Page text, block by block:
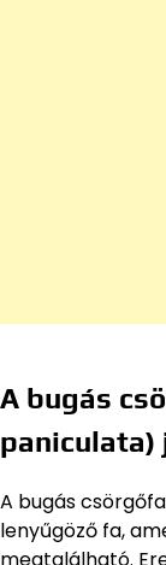
A bugás
paniculata)
A bugás
lenyűgöző fa,